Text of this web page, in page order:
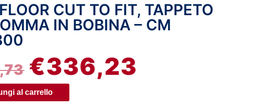
CUT TO FIT, TAPPETO
IN BOBINA – CM
IL
PREZZO
ORIGINALE
ERA:
€483,73.
€336,23
IL
PREZZO
al carrello